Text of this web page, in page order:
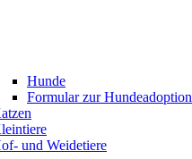
Hunde
Formular zur Hundeadoption
und Weidetiere